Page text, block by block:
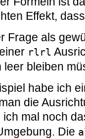
Effekt,
Frage als
rlrl
leer bleiben
habe ich
die
mal noch
Die